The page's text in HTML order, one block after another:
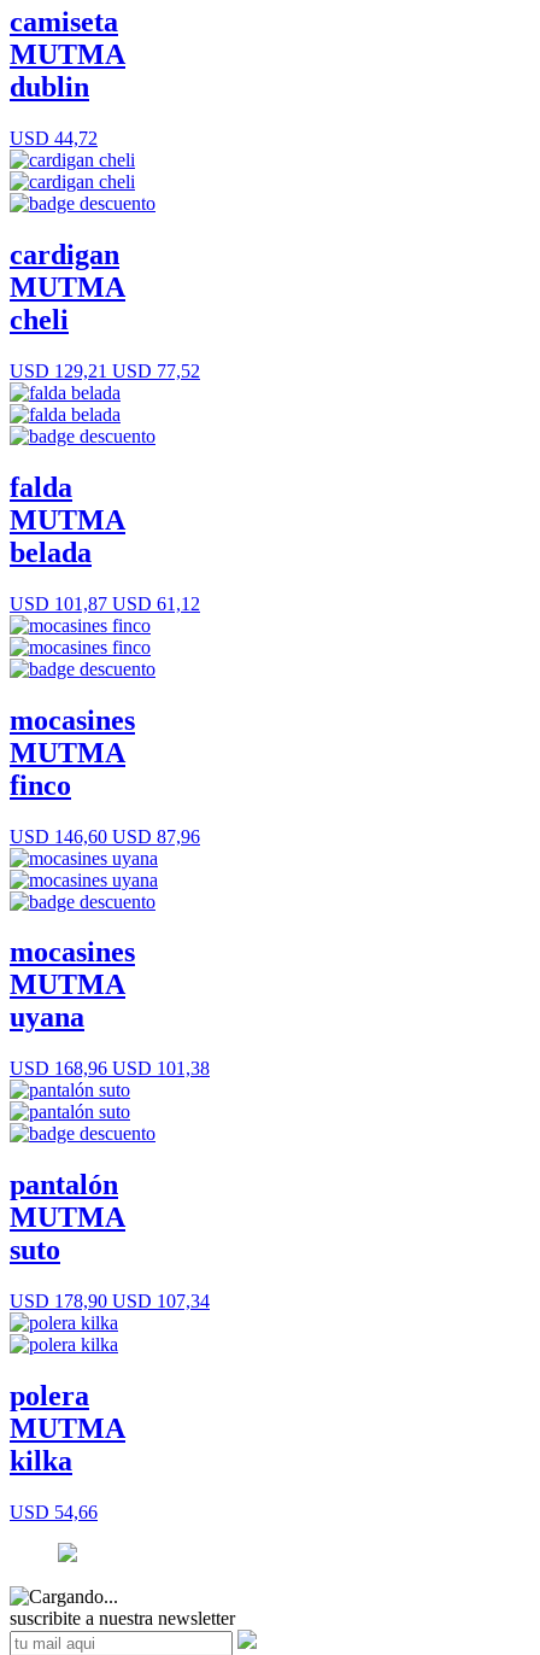
camiseta
MUTMA
dublin
USD 44,72
cardigan
MUTMA
cheli
USD 129,21 USD 77,52
falda
MUTMA
belada
USD 101,87 USD 61,12
mocasines
MUTMA
finco
USD 146,60 USD 87,96
mocasines
MUTMA
uyana
USD 168,96 USD 101,38
pantalón
MUTMA
suto
USD 178,90 USD 107,34
polera
MUTMA
kilka
USD 54,66
suscribite a nuestra newsletter